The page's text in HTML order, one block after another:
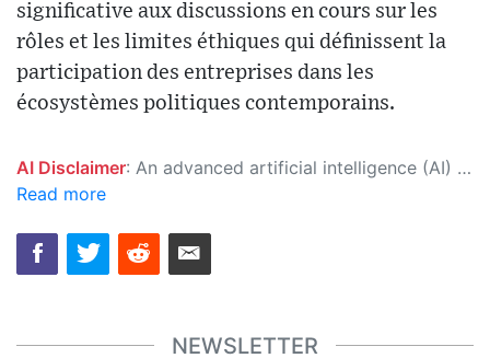
significative aux discussions en cours sur les
rôles et les limites éthiques qui définissent la
participation des entreprises dans les
écosystèmes politiques contemporains.
AI Disclaimer: An advanced artificial intelligence (AI) system generated the content of this page on its own. This innovative technology conducts extensive research from a variety of reliable sources, performs rigorous fact-checking and verification, cleans up and balances biased or manipulated content, and presents a minimal factual summary that is just enough yet essential for you to function as an informed and educated citizen. Please keep in mind, however, that this system is an evolving technology, and as a result, the article may contain accidental inaccuracies or errors. We urge you to help us improve our site by reporting any inaccuracies you find using the "
Read more
NEWSLETTER